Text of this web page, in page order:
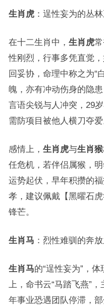
生肖虎：逞性妄为的丛
在十二生肖中， 生肖虎
性刚烈，行事多凭直觉
回妥协，命理中称之为“
魄，亦有冲动伤身的隐患
言语尖锐与人冲突，29
需防项目被他人横刀夺爱
感情上， 生肖虎与生肖猴
任危机，若伴侣属猴，
运势起伏，早年积攒的
孝，建议佩戴【黑曜石
锋芒。
生肖马 ：烈性难驯的奔
生肖马的“逞性妄为”，
上，命书云“马踏飞燕”
年事业恐遇团队停滞，